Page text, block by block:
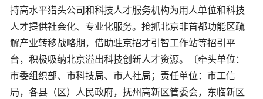
持高水平猎头公司和科技人才服务机构为用人单位和科技
人才提供社会化、专业化服务。抢抓北京非首都功能区疏
解产业转移战略期，借助驻京招才引智工作站等招引平
台，积极吸纳北京溢出科技创新人才资源。〔牵头单位：
市委组织部、市科技局、市人社局；责任单位：市工信
局，各县（区）人民政府，抚州高新区管委会，东临新区